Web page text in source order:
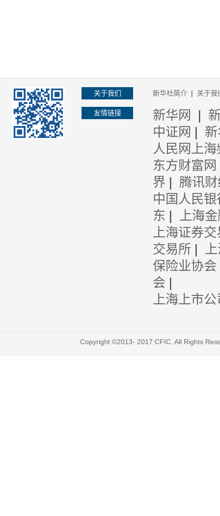
关于我们
友情链接
新华社简介 | 关于我
新华网 |
中证网 |
人民网上
东方财富网
界 | 腾讯
中国人民银
东 | 上海
上海证券交
交易所 |
保险业协会
会 |
上海上市
Copyright ©2013- 2017 CFIC. All Rights